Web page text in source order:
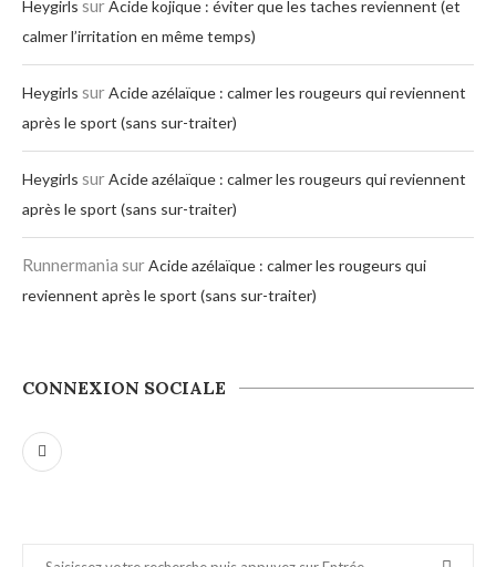
Heygirls surAcide kojique : éviter que les taches reviennent (et
calmer l’irritation en même temps)
Heygirls surAcide azélaïque : calmer les rougeurs qui reviennent
après le sport (sans sur-traiter)
Heygirls surAcide azélaïque : calmer les rougeurs qui reviennent
après le sport (sans sur-traiter)
Runnermania surAcide azélaïque : calmer les rougeurs qui
reviennent après le sport (sans sur-traiter)
CONNEXION SOCIALE